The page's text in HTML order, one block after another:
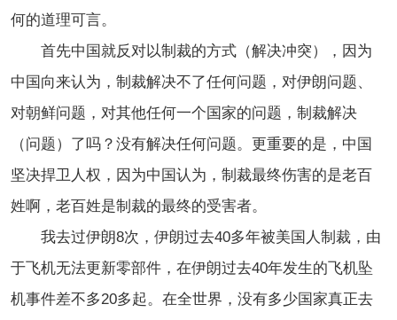
何的道理可言。
首先中国就反对以制裁的方式（解决冲突），因为
中国向来认为，制裁解决不了任何问题，对伊朗问题、
对朝鲜问题，对其他任何一个国家的问题，制裁解决
（问题）了吗？没有解决任何问题。更重要的是，中国
坚决捍卫人权，因为中国认为，制裁最终伤害的是老百
姓啊，老百姓是制裁的最终的受害者。
我去过伊朗8次，伊朗过去40多年被美国人制裁，由
于飞机无法更新零部件，在伊朗过去40年发生的飞机坠
机事件差不多20多起。在全世界，没有多少国家真正去